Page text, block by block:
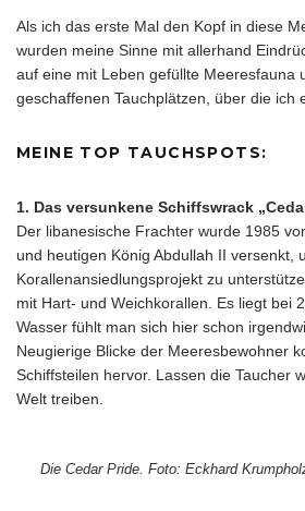
Als ich das erste Mal den Kopf in diese
wurden meine Sinne mit allerhand
auf eine mit Leben gefüllte Meeresfauna
geschaffenen Tauchplätzen, über die ich
MEINE TOP TAUCHSPOTS:
1. Das versunkene Schiffswrack
Der libanesische Frachter wurde 1985
und heutigen König Abdullah II versenkt,
Korallenansiedlungsprojekt zu
mit Hart- und Weichkorallen. Es liegt bei
Wasser fühlt man sich hier schon
Neugierige Blicke der Meeresbewohner
Schiffsteilen hervor. Lassen die Taucher
Welt treiben.
Die Cedar Pride. Foto: Eckhard